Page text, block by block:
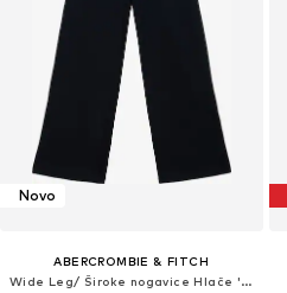
Novo
ABERCROMBIE & FITCH
Wide Leg/ Široke nogavice Hlače 'ESSENTIAL'